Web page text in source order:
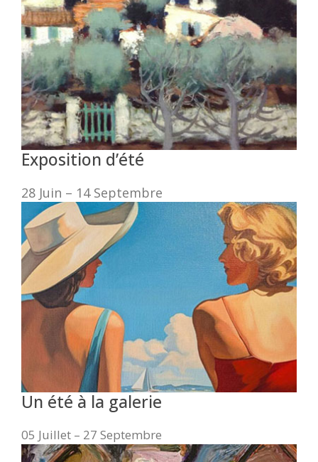
Exposition d’été
28 Juin – 14 Septembre
Un été à la galerie
05 Juillet – 27 Septembre